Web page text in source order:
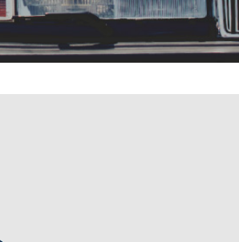
板金塗装の
お問い合わせ